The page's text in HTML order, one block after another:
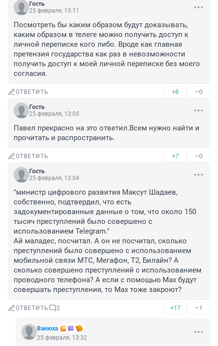
Гость
25 февраля, 13:11
Посмотреть бы каким образом будут доказывать,
каким образом в телеге можно получить доступ к
личной переписке кого либо. Вроде как главная
претензия государства как раз в невозможности
получить доступ к моей личной переписке без моего
согласия.
ОТВЕТИТЬ +8 –0
Гость
25 февраля, 13:05
Павел прекрасно на это ответил.Всем нужно найти и
прочитать и распространить.
ОТВЕТИТЬ +7 –0
Гость
25 февраля, 13:04
"министр цифрового развития Максут Шадаев,
собственно, подтвердил, что есть
задокументированные данные о том, что около 150
тысяч преступлений было совершено с
использованием Telegram."
Ай маладес, посчитал. А он не посчитал, сколько
преступлений было совершено с использованием
мобильной связи МТС, Мегафон, Т2, Билайн? А
сколько совершено преступлений с использованием
проводного телефона? А если с помощью Мах будут
совершать преступления, то Мах тоже закроют?
ОТВЕТИТЬ 2 +17 –1
Вaнюха
25 февраля, 13:32